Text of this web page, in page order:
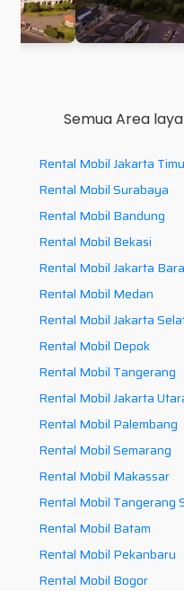
Semua Area
Rental Mobil Jakarta
Rental Mobil Surabaya
Rental Mobil Bandung
Rental Mobil Bekasi
Rental Mobil Jakarta
Rental Mobil Medan
Rental Mobil Jakarta
Rental Mobil Depok
Rental Mobil Tangerang
Rental Mobil Jakarta
Rental Mobil Palembang
Rental Mobil Semarang
Rental Mobil Makassar
Rental Mobil Tangerang
Rental Mobil Batam
Rental Mobil Pekanbaru
Rental Mobil Bogor